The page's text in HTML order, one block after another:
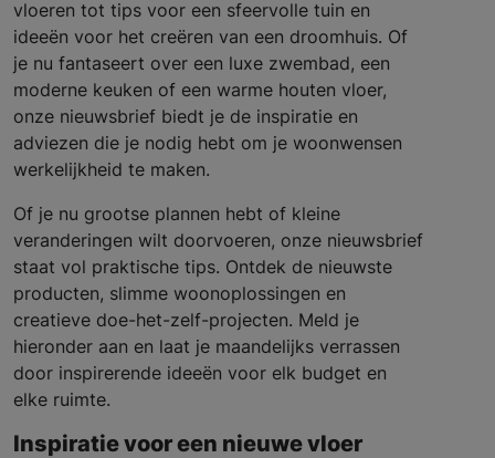
vloeren tot tips voor een sfeervolle tuin en
ideeën voor het creëren van een droomhuis. Of
je nu fantaseert over een luxe zwembad, een
moderne keuken of een warme houten vloer,
onze nieuwsbrief biedt je de inspiratie en
adviezen die je nodig hebt om je woonwensen
werkelijkheid te maken.
Of je nu grootse plannen hebt of kleine
veranderingen wilt doorvoeren, onze nieuwsbrief
staat vol praktische tips. Ontdek de nieuwste
producten, slimme woonoplossingen en
creatieve doe-het-zelf-projecten. Meld je
hieronder aan en laat je maandelijks verrassen
door inspirerende ideeën voor elk budget en
elke ruimte.
Inspiratie voor een nieuwe vloer